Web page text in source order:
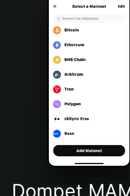
Português (Portugal)
Bahasa Indonesia
Português (Brasil)
Español (Argentina)
Dompet